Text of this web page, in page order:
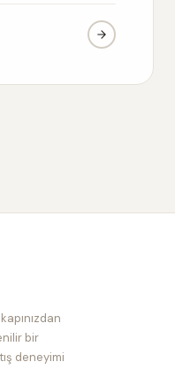
bir
deneyimi